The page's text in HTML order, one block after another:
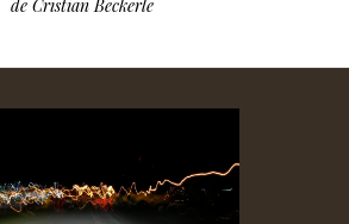
de Cristian Beckerle